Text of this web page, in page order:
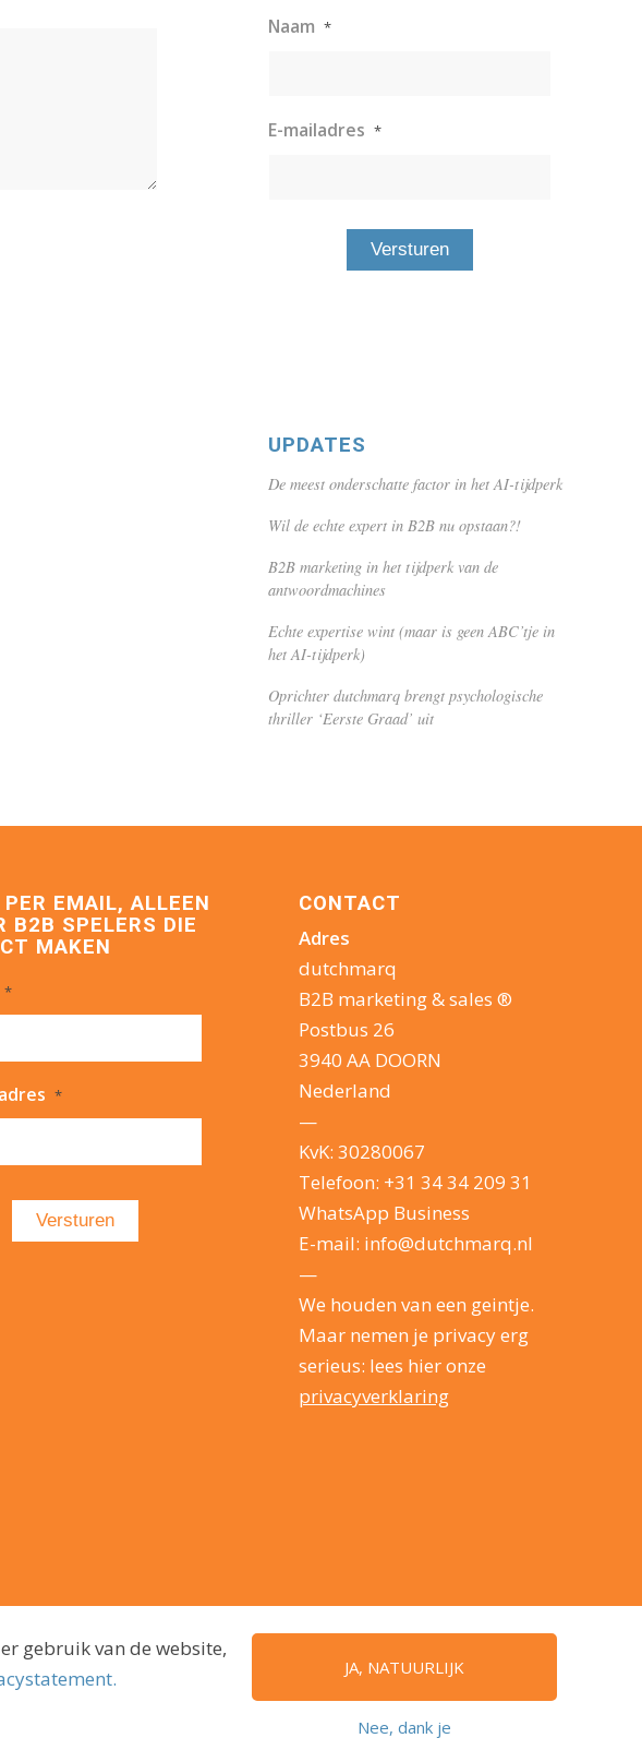
Naam *
E-mailadres *
UPDATES
De meest onderschatte factor in het AI-tijdperk
Wil de echte expert in B2B nu opstaan?!
B2B marketing in het tijdperk van de
antwoordmachines
Echte expertise wint (maar is geen ABC’tje in
het AI-tijdperk)
Oprichter dutchmarq brengt psychologische
thriller ‘Eerste Graad’ uit
EMAIL, ALLEEN
B2B SPELERS DIE
MAKEN
*
*
CONTACT
Adres
dutchmarq
B2B marketing & sales ®
Postbus 26
3940 AA DOORN
Nederland
—
KvK: 30280067
Telefoon: +31 34 34 209 31
WhatsApp Business
E-mail: info@dutchmarq.nl
—
We houden van een geintje.
Maar nemen je privacy erg
serieus: lees hier onze
privacyverklaring
gebruik van de website,
JA, NATUURLIJK
Nee, dank je